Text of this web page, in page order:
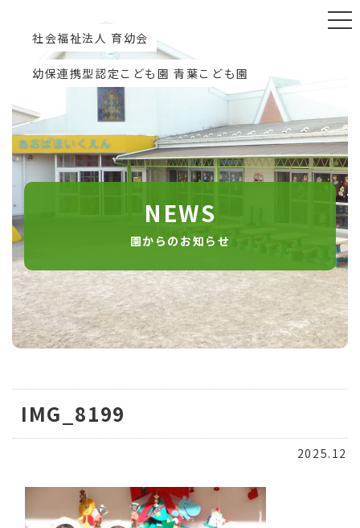
社会福祉法人 育幼会
幼保連携型認定こども園 青葉こども園
NEWS
園からのお知らせ
IMG_8199
2025.12